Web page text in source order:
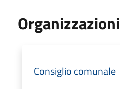
Organizzazioni
Consiglio comunale